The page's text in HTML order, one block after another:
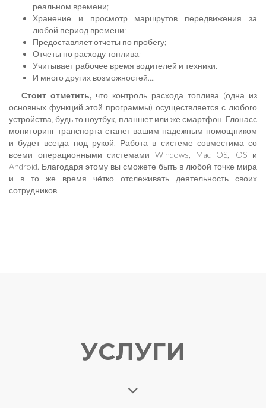
реальном времени;
Хранение и просмотр маршрутов передвижения за
любой период времени;
Предоставляет отчеты по пробегу;
Отчеты по расходу топлива;
Учитывает рабочее время водителей и техники.
И много других возможностей....
Стоит отметить, что контроль расхода топлива (одна из
основных функций этой программы) осуществляется с любого
устройства, будь то ноутбук, планшет или же смартфон. Глонасс
мониторинг транспорта станет вашим надежным помощником
и будет всегда под рукой. Работа в системе совместима со
всеми операционными системами Windows, Mac OS, iOS и
Android. Благодаря этому вы сможете быть в любой точке мира
и в то же время чётко отслеживать деятельность своих
сотрудников.
УСЛУГИ